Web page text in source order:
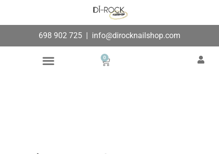
698 902 725 | info@dirocknailshop.com
0